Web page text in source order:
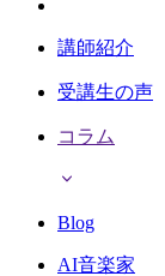
講師紹介
受講生の声
コラム
Blog
AI音楽家